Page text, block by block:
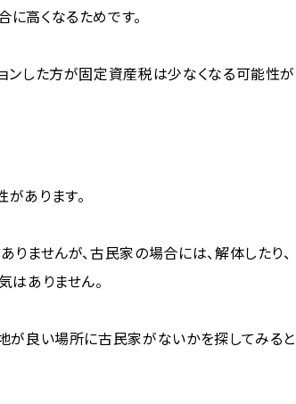
高くなるためです。
ンした方が固定資産税は少なくなる可能性が
あります。
ませんが、古民家の場合には、解体したり、
はありません。
が良い場所に古民家がないかを探してみると